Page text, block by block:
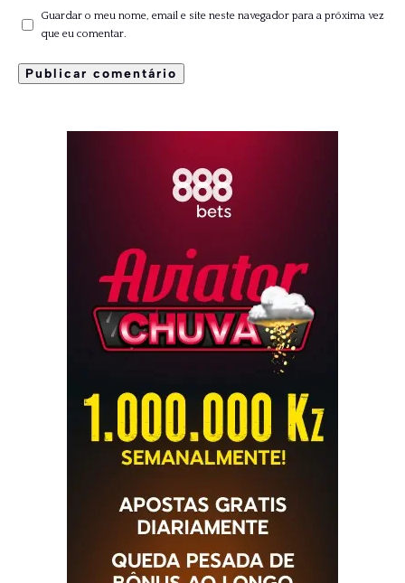
Guardar o meu nome, email e site neste navegador para a próxima vez
que eu comentar.